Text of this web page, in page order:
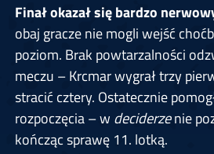
Finał okazał się bardzo
obaj gracze nie mogli wejść
poziom. Brak powtarzalności
meczu – Krcmar wygrał trzy
stracić cztery. Ostatecznie
rozpoczęcia – w deciderzenie
kończąc sprawę 11. lotką.